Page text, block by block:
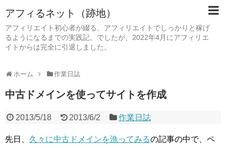
アフィるネット（跡地）
アフィリエイト初心者が綴る、アフィリエイトでしっかりと稼げ
るようになるまでの実践記。でしたが、2022年4月にアフィリエ
イトからは完全に引退しました。
ホーム 作業日誌
中古ドメインを使ってサイトを作成
2013/5/18 2013/6/2 作業日誌
先日、 久々に中古ドメインを漁ってみるの記事の中で、ペ